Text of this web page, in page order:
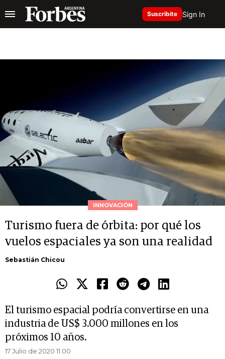
Suscribite Sign In
INNOVACIÓN
Turismo fuera de órbita: por qué los
vuelos espaciales ya son una realidad
Sebastián Chicou
El turismo espacial podría convertirse en una
industria de US$ 3.000 millones en los
próximos 10 años.
17 Julio de 2020 11.00